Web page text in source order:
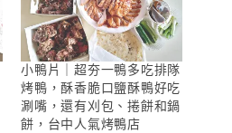
小鴨片｜超夯一鴨多吃排隊
烤鴨，酥香脆口鹽酥鴨好吃
涮嘴，還有刈包、捲餅和鍋
餅，台中人氣烤鴨店